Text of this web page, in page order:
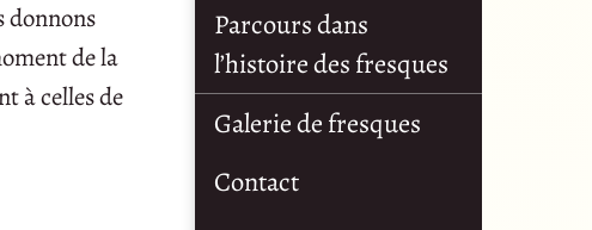
donnons
de la
à celles de
Parcours dans
l’histoire des fresques
Galerie de fresques
Contact